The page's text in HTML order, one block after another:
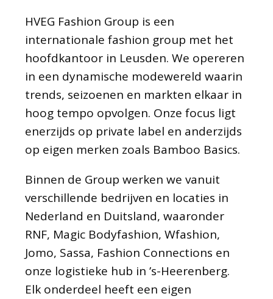
HVEG Fashion Group is een
internationale fashion group met het
hoofdkantoor in Leusden. We opereren
in een dynamische modewereld waarin
trends, seizoenen en markten elkaar in
hoog tempo opvolgen. Onze focus ligt
enerzijds op private label en anderzijds
op eigen merken zoals Bamboo Basics.
Binnen de Group werken we vanuit
verschillende bedrijven en locaties in
Nederland en Duitsland, waaronder
RNF, Magic Bodyfashion, Wfashion,
Jomo, Sassa, Fashion Connections en
onze logistieke hub in ’s-Heerenberg.
Elk onderdeel heeft een eigen